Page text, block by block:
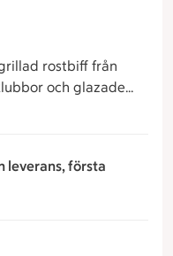
rostbiff från
och glazade
romanticatomater
leverans, första